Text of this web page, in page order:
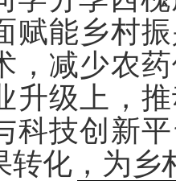
赋能乡村
，减少农
升级上，
科技创新
转化，为乡